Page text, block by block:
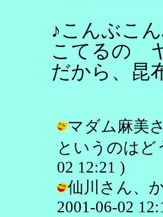
♪こんぶこ
こてるの
だから、昆
マダム麻美
というのはど
02 12:21 )
仙川さん、
2001-06-02